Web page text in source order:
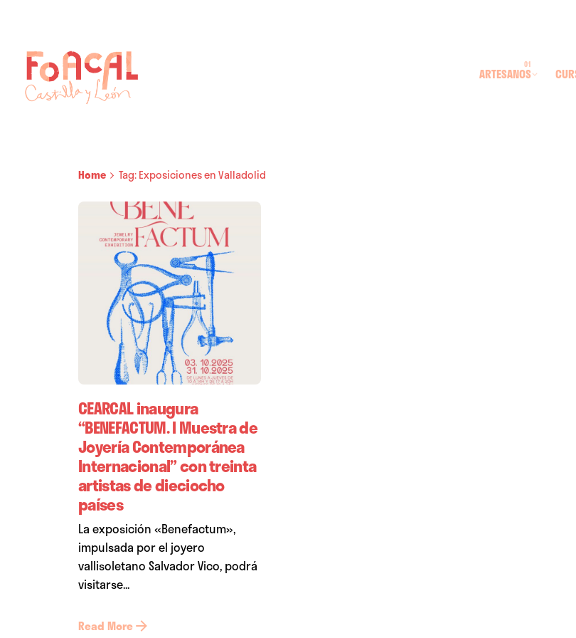
ARTESANOS
Home Tag: Exposiciones en Valladolid
CEARCAL inaugura
“BENEFACTUM. I Muestra de
Joyería Contemporánea
Internacional” con treinta
artistas de dieciocho
países
La exposición «Benefactum»,
impulsada por el joyero
vallisoletano Salvador Vico, podrá
visitarse...
Read More